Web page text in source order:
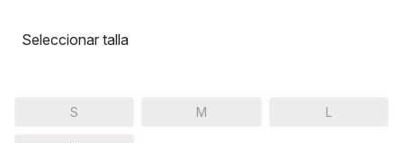
Seleccionar talla
S M L